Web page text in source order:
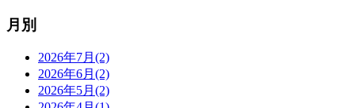
月別
2026年7月(2)
2026年6月(2)
2026年5月(2)